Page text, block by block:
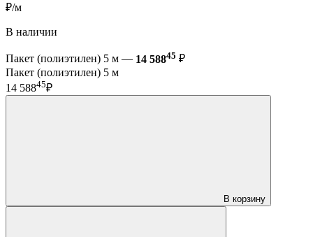
₽/м
В наличии
Пакет (полиэтилен) 5 м — 14 58845 ₽
Пакет (полиэтилен) 5 м
14 58845₽
В корзину